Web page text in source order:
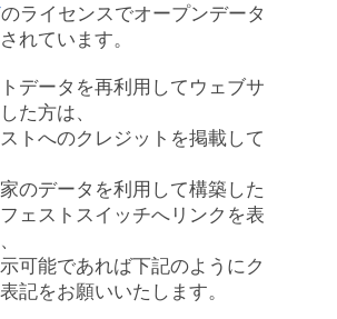
のライセンスでオープンデータ
れています。
データを再利用してウェブサ
た方は、
トへのクレジットを掲載して
のデータを利用して構築した
ェストスイッチへリンクを表
可能であれば下記のようにク
記をお願いいたします。